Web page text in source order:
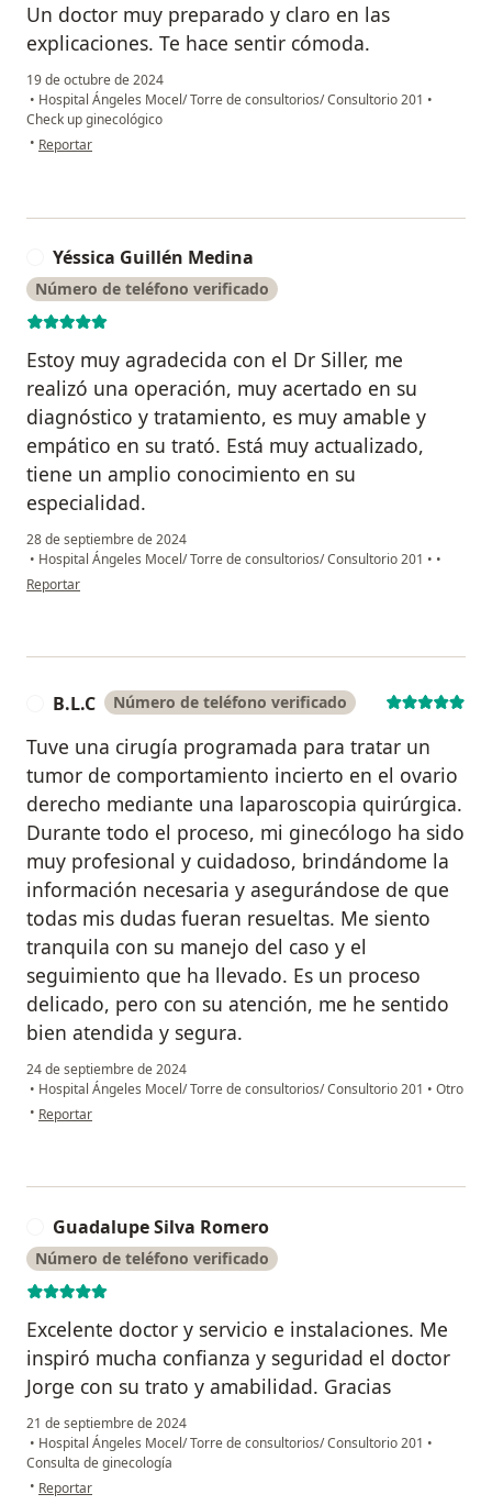
Un doctor muy preparado y claro en las
explicaciones. Te hace sentir cómoda.
19 de octubre de 2024
• Hospital Ángeles Mocel/ Torre de consultorios/ Consultorio 201 •
Check up ginecológico
• en opinión del usuario Carla RP
Reportar
Yéssica Guillén Medina
Número de teléfono verificado
Estoy muy agradecida con el Dr Siller, me
realizó una operación, muy acertado en su
diagnóstico y tratamiento, es muy amable y
empático en su trató. Está muy actualizado,
tiene un amplio conocimiento en su
especialidad.
28 de septiembre de 2024
• Hospital Ángeles Mocel/ Torre de consultorios/ Consultorio 201 • •
en opinión del usuario Yéssica Guillén Medina
Reportar
B.L.C Número de teléfono verificado
Tuve una cirugía programada para tratar un
tumor de comportamiento incierto en el ovario
derecho mediante una laparoscopia quirúrgica.
Durante todo el proceso, mi ginecólogo ha sido
muy profesional y cuidadoso, brindándome la
información necesaria y asegurándose de que
todas mis dudas fueran resueltas. Me siento
tranquila con su manejo del caso y el
seguimiento que ha llevado. Es un proceso
delicado, pero con su atención, me he sentido
bien atendida y segura.
24 de septiembre de 2024
• Hospital Ángeles Mocel/ Torre de consultorios/ Consultorio 201 • Otro
• en opinión del usuario B.L.C
Reportar
Guadalupe Silva Romero
Número de teléfono verificado
Excelente doctor y servicio e instalaciones. Me
inspiró mucha confianza y seguridad el doctor
Jorge con su trato y amabilidad. Gracias
21 de septiembre de 2024
• Hospital Ángeles Mocel/ Torre de consultorios/ Consultorio 201 •
Consulta de ginecología
• en opinión del usuario Guadalupe Silva Romero
Reportar